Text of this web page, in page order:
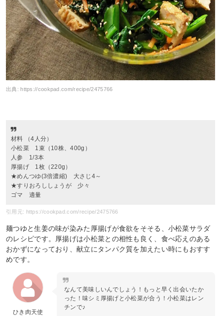
出典:https://cookpad.com/recipe/2475766
材料 （4人分）
小松菜 1束（10株、400g）
人参 1/3本
厚揚げ 1枚（220g）
★めんつゆ(3倍濃縮) 大さじ4～
★すりおろししょうが 少々
ゴマ 適量
引用元: https://cookpad.com/recipe/2475766
麺つゆと生姜の味が染みた厚揚げが食欲をそそる、小松菜サラダ
のレシピです。厚揚げは小松菜との相性も良く、食べ応えのある
おかずになっており、献立にタンパク質を加えたい時にもおすす
めです。
ひき肉天使
なんて美味しいんでしょう！もっと早く出会いたか
った！味シミ厚揚げと小松菜が合う！小松菜はレン
チンで♪